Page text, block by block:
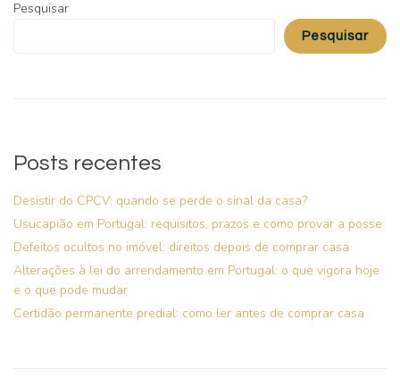
Pesquisar
Pesquisar
Posts recentes
Desistir do CPCV: quando se perde o sinal da casa?
Usucapião em Portugal: requisitos, prazos e como provar a posse
Defeitos ocultos no imóvel: direitos depois de comprar casa
Alterações à lei do arrendamento em Portugal: o que vigora hoje
e o que pode mudar
Certidão permanente predial: como ler antes de comprar casa